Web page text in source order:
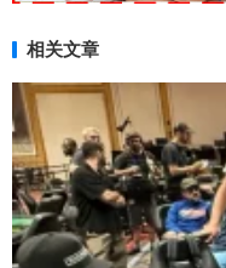
相关文章